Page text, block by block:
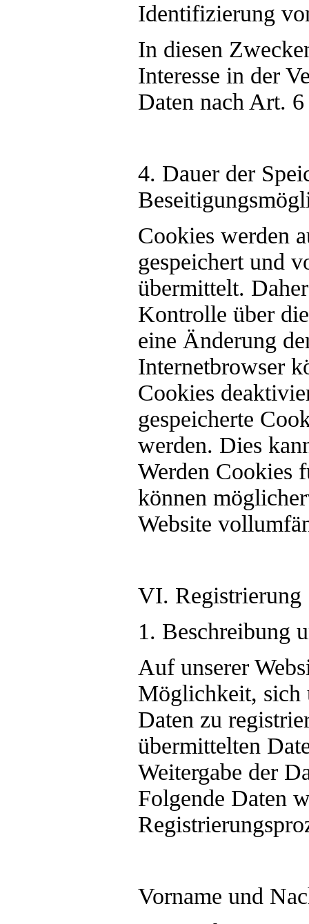
Identifizierung
In diesen
Interesse in der
Daten nach Art.
4. Dauer der
Cookies werden
gespeichert und
übermittelt.
Kontrolle über
eine Änderung
Internetbrowser
Cookies
gespeicherte
werden. Dies
Werden Cookies
können
Website
VI. Registrierung
1. Beschreibung
Auf unserer
Möglichkeit, sich
Daten zu
übermittelten
Weitergabe der
Folgende Daten
Vorname und